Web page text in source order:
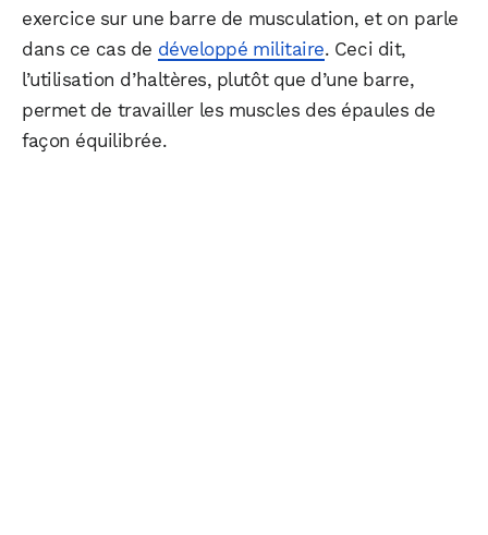
exercice sur une barre de musculation, et on parle
dans ce cas de développé militaire. Ceci dit,
l’utilisation d’haltères, plutôt que d’une barre,
permet de travailler les muscles des épaules de
façon équilibrée.